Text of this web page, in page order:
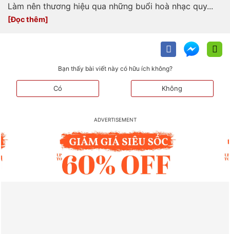
Làm nên thương hiệu qua những buổi hoà nhạc quy...
Bạn thấy bài viết này có hữu ích không?
Có Không